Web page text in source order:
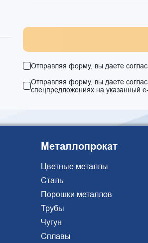
Отправляя форму, вы даете
Отправляя форму, вы даете
спецпредложениях на указанный
Металлопрокат
Цветные металлы
Сталь
Порошки металлов
Трубы
Чугун
Сплавы